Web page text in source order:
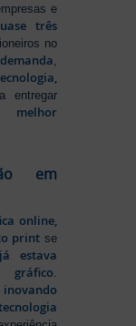
e
três
no
entregar
em
online,
printse
estava
gráfico.
inovando